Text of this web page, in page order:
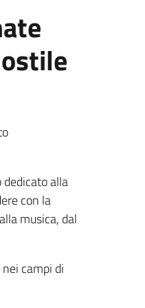
alla
con la
musica, dal
campi di